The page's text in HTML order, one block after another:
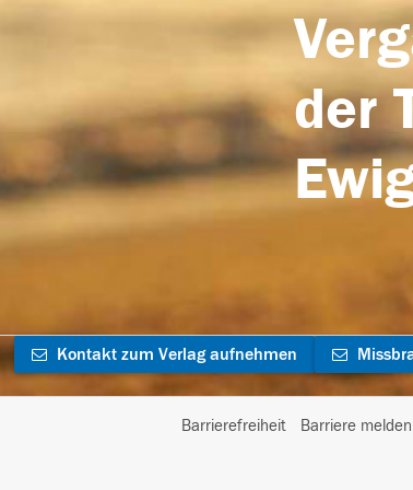
der
Kontakt zum Verlag aufnehmen
Barrierefreiheit Barriere melden